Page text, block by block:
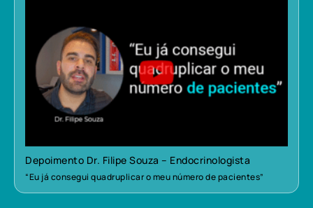
Depoimento Dr. Filipe Souza – Endocrinologista
“Eu já consegui quadruplicar o meu número de pacientes”